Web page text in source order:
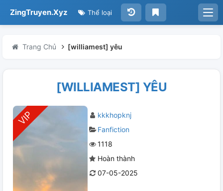
ZingTruyen.Xyz Thể loại
Trang Chủ [williamest] yêu
[WILLIAMEST] YÊU
kkkhopknj
Fanfiction
1118
Hoàn thành
07-05-2025